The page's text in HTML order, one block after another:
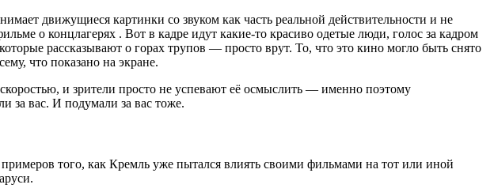
движущиеся картинки со звуком как часть реальной действительности и не
о концлагерях . Вот в кадре идут какие-то красиво одетые люди, голос за кадром
рассказывают о горах трупов — просто врут. То, что это кино могло быть снято
что показано на экране.
и зрители просто не успевают её осмыслить — именно поэтому
за вас. И подумали за вас тоже.
того, как Кремль уже пытался влиять своими фильмами на тот или иной